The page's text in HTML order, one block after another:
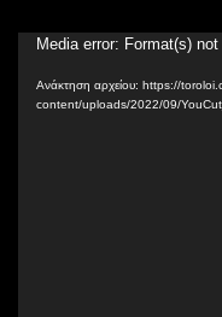
Πρόγραμμα
Αναπαραγωγής
Βίντεο
Media error: Format(s)
Ανάκτηση αρχείου: https://
content/uploads/2022/09/